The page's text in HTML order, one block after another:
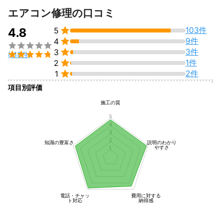
性があります。
当店では症状の確認から原因調査まで行い、お客様に最適な修理
方法をご提案いたします。
「他社で断られた」
「どこに頼めばいいかわからない」
お客様の大切なエアコンを少しでも早く快適な状態へ戻せるよう
全力で対応いたします。
★エアコン修理★（作業前の丁寧な説明と経験を重ねてきたスキ
ルが好評です！） （こんな症状） 　　〇風が冷えない、暖まらな
い（ほぼ送風になる） 　　〇水漏れ 　　〇風が弱い 　　〇冷暖
房が逆になる
エアコン修理の口コミ
4.8


(118件)
5 
103件
4 
9件
3 
3件
2 
1件
1  2件
項目別評価
施工の質
説明のわかり
やすさ
費用に対する
納得感
電話・チャッ
ト対応
知識の豊富さ
1
2
3
4
5